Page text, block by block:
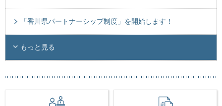
「香川県パートナーシップ制度」を開始します！
もっと見る